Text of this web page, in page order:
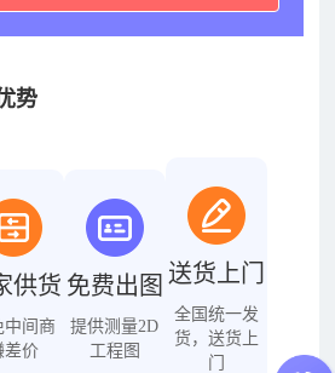
势
供货
中间商
差价
免费出图
提供测量2D
工程图
送货上门
全国统一发
货，送货上
门